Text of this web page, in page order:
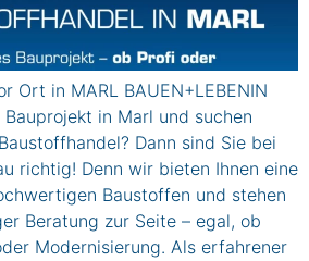
Ort in MARL BAUEN+LEBENIN
Bauprojekt in Marl und suchen
Dann sind Sie bei
richtig! Denn wir bieten Ihnen eine
Baustoffen und stehen
Beratung zur Seite – egal, ob
Modernisierung. Als erfahrener